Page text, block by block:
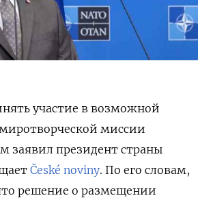
участие в возможной
миссии
заявил президент страны
České noviny. По его словам,
решение о размещении